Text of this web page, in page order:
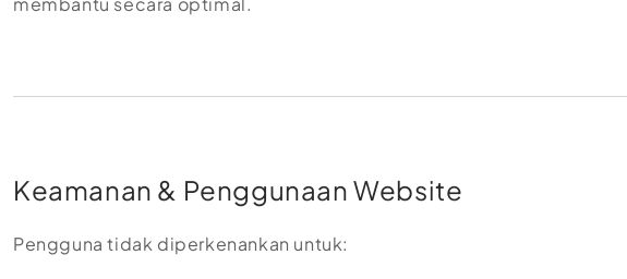
Keamanan & Penggunaan Website
Pengguna tidak diperkenankan untuk: